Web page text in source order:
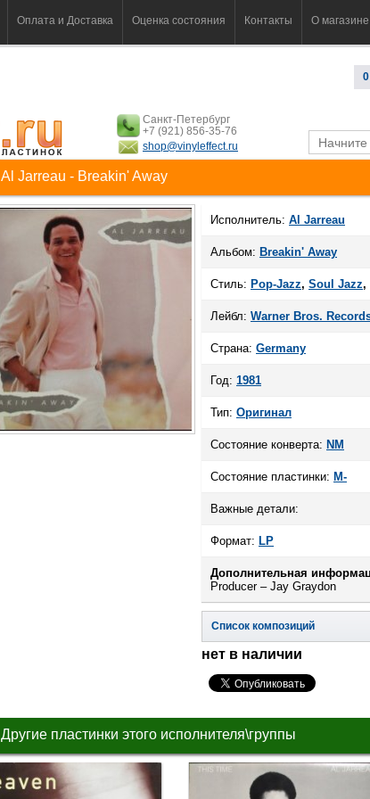
Оплата и Доставка Оценка состояния Контакты О магазине
0
Санкт-Петербург
+7 (921) 856-35-76
shop@vinyleffect.ru
Al Jarreau - Breakin' Away
Исполнитель: Al Jarreau
Альбом: Breakin' Away
Стиль: Pop-Jazz, Soul Jazz,
Лейбл: Warner Bros.
Страна: Germany
Год: 1981
Тип: Оригинал
Состояние конверта: NM
Состояние пластинки: M-
Важные детали:
Формат: LP
Дополнительная
Producer – Jay Graydon
Список композиций
нет в наличии
Другие пластинки этого исполнителя\группы